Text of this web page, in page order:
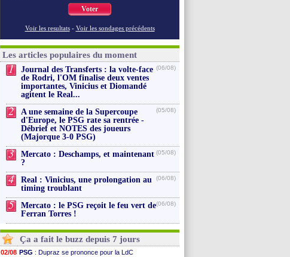
Voter
Voir les resultats - Voir les sondages précédents
Les articles populaires du moment
1
Journal des Transferts : la volte-face
de Rodri, l'OM finalise deux ventes
importantes, Vinicius et Diomandé
agitent le Real...
(06/08)
2
A une semaine de la Supercoupe
d'Europe, le PSG rate sa rentrée -
Débrief et NOTES des joueurs
(Majorque 3-0 PSG)
(05/08)
3
Mercato : Deschamps, et maintenant
?
(05/08)
4
Real : Vinicius, une prolongation au
timing troublant
(06/08)
5
Mercato : le PSG reçoit le feu vert de
Ferran Torres !
(06/08)
Ça a fait le buzz depuis 7 jours
02/08 PSG : Dupraz se prononce pour la LdC